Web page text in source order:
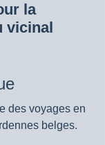
la
vicinal
des voyages en
belges.